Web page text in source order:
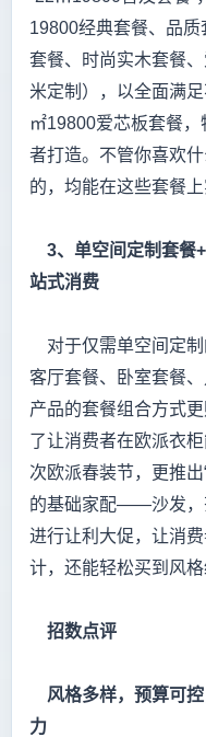
19800经典套餐、品
套餐、时尚实木套餐
米定制），以全面满
㎡19800爱芯板套餐
者打造。不管你喜欢
的，均能在这些套餐上
3、单空间定制套餐
站式消费
对于仅需单空间定制
客厅套餐、卧室套餐
产品的套餐组合方式
了让消费者在欧派衣
次欧派春装节，更推
的基础家配——沙发，
进行让利大促，让消
计，还能轻松买到风格
招数点评
风格多样，预算可控
力